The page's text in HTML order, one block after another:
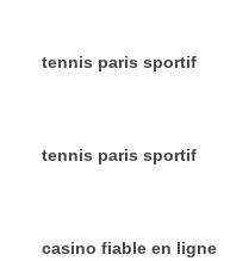
tennis paris sportif
tennis paris sportif
casino fiable en ligne